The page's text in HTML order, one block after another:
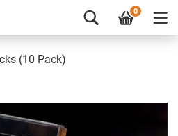
0
(10 Pack)